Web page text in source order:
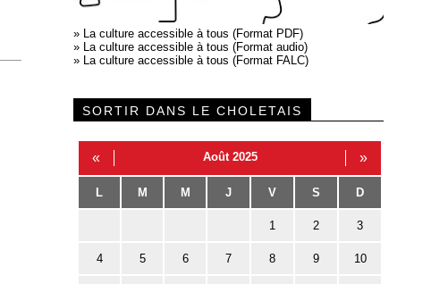
» La culture accessible à tous (Format PDF)
» La culture accessible à tous (Format audio)
» La culture accessible à tous (Format FALC)
SORTIR DANS LE CHOLETAIS
« Août 2025 »
L M M J V S D
1 2 3
4 5 6 7 8 9 10